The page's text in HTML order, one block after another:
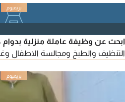
ابحث عن وظيفة عاملة منزلية
التنظيف والطبخ ومجالسة الاطفال